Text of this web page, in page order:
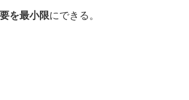
を最小限にできる。